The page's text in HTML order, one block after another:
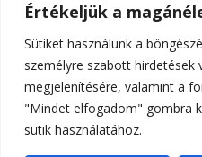
Értékeljük a
Sütiket használunk a
személyre szabott hirdetések
megjelenítésére, valamint a
"Mindet elfogadom" gombra
sütik használatához.
Impresszum
© 2026 Tel-Batab Kft.,
minden jog fenntartva